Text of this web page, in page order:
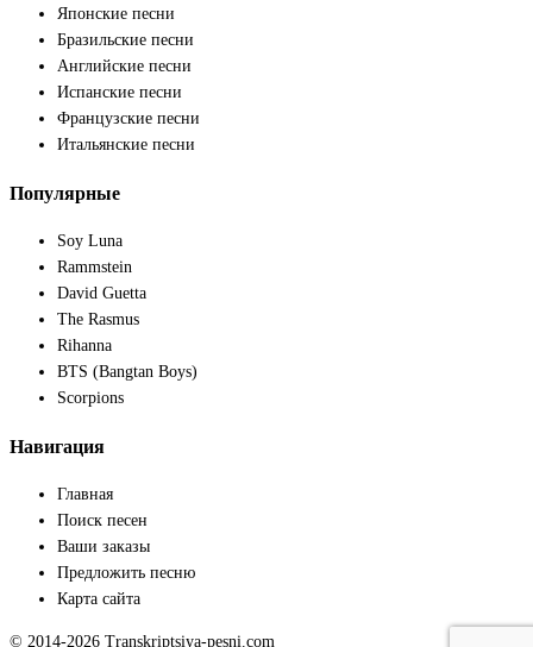
Японские песни
Бразильские песни
Английские песни
Испанские песни
Французские песни
Итальянские песни
Популярные
Soy Luna
Rammstein
David Guetta
The Rasmus
Rihanna
BTS (Bangtan Boys)
Scorpions
Навигация
Главная
Поиск песен
Ваши заказы
Предложить песню
Карта сайта
© 2014-2026 Transkriptsiya-pesni.com